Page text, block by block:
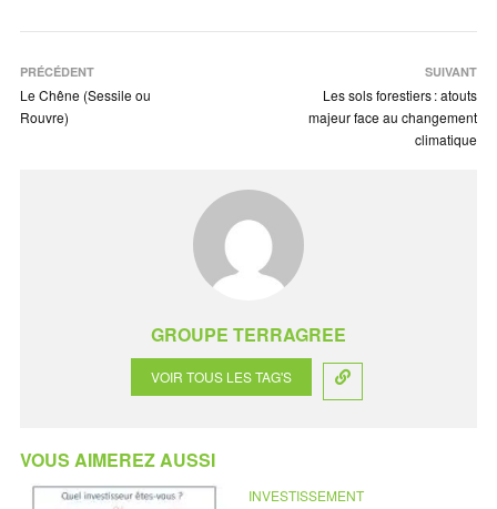
PRÉCÉDENT
Le Chêne (Sessile ou
Rouvre)
SUIVANT
Les sols forestiers : atouts
majeur face au changement
climatique
GROUPE TERRAGREE
VOIR TOUS LES TAG'S
VOUS AIMEREZ AUSSI
INVESTISSEMENT